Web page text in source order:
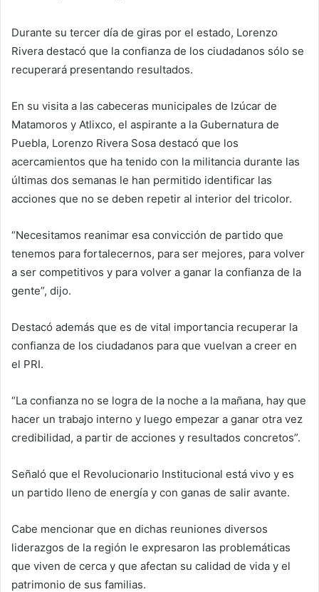
Durante su tercer día de giras por el estado, Lorenzo
Rivera destacó que la confianza de los ciudadanos sólo se
recuperará presentando resultados.
En su visita a las cabeceras municipales de Izúcar de
Matamoros y Atlixco, el aspirante a la Gubernatura de
Puebla, Lorenzo Rivera Sosa destacó que los
acercamientos que ha tenido con la militancia durante las
últimas dos semanas le han permitido identificar las
acciones que no se deben repetir al interior del tricolor.
“Necesitamos reanimar esa convicción de partido que
tenemos para fortalecernos, para ser mejores, para volver
a ser competitivos y para volver a ganar la confianza de la
gente”, dijo.
Destacó además que es de vital importancia recuperar la
confianza de los ciudadanos para que vuelvan a creer en
el PRI.
“La confianza no se logra de la noche a la mañana, hay que
hacer un trabajo interno y luego empezar a ganar otra vez
credibilidad, a partir de acciones y resultados concretos”.
Señaló que el Revolucionario Institucional está vivo y es
un partido lleno de energía y con ganas de salir avante.
Cabe mencionar que en dichas reuniones diversos
liderazgos de la región le expresaron las problemáticas
que viven de cerca y que afectan su calidad de vida y el
patrimonio de sus familias.